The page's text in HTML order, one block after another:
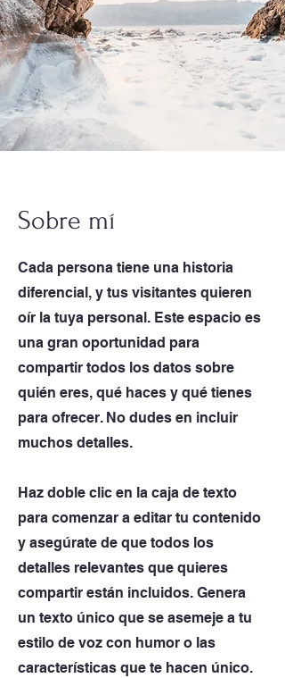
Sobre mí
Cada persona tiene una historia
diferencial, y tus visitantes quieren
oír la tuya personal. Este espacio es
una gran oportunidad para
compartir todos los datos sobre
quién eres, qué haces y qué tienes
para ofrecer. No dudes en incluir
muchos detalles.
Haz doble clic en la caja de texto
para comenzar a editar tu contenido
y asegúrate de que todos los
detalles relevantes que quieres
compartir están incluidos. Genera
un texto único que se asemeje a tu
estilo de voz con humor o las
características que te hacen único.